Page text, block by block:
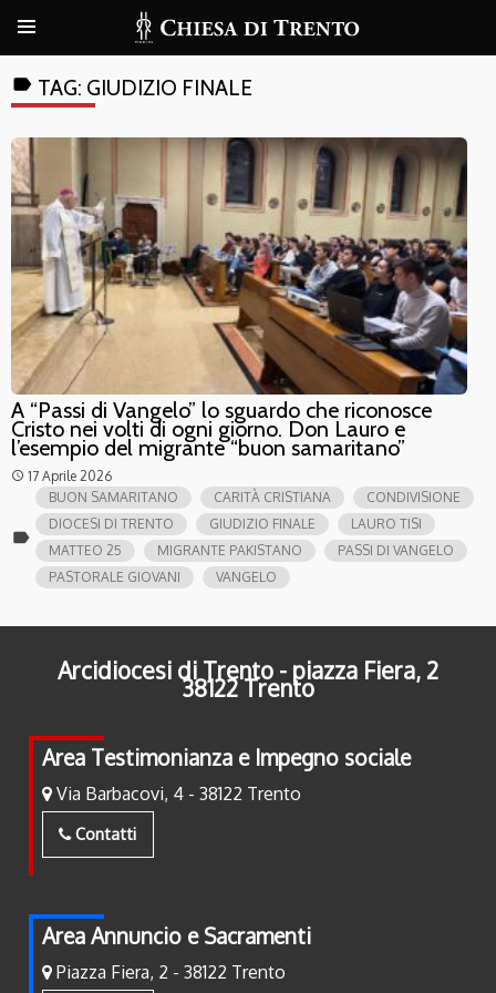
label TAG: GIUDIZIO FINALE
A “Passi di Vangelo” lo sguardo che riconosce
Cristo nei volti di ogni giorno. Don Lauro e
l’esempio del migrante “buon samaritano”
access_time 17 Aprile 2026
label
BUON SAMARITANO CARITÀ CRISTIANA
CONDIVISIONE
DIOCESI DI TRENTO
GIUDIZIO FINALE
LAURO TISI
MATTEO 25
MIGRANTE PAKISTANO
PASSI DI VANGELO
PASTORALE GIOVANI
VANGELO
Arcidiocesi di Trento - piazza Fiera, 2
38122 Trento
Area Testimonianza e Impegno sociale
Via Barbacovi, 4 - 38122 Trento
Contatti
Area Annuncio e Sacramenti
Piazza Fiera, 2 - 38122 Trento